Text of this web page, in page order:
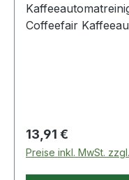
Coffeefair
Regulärer Preis:
13,91 €
Preise inkl. MwSt.